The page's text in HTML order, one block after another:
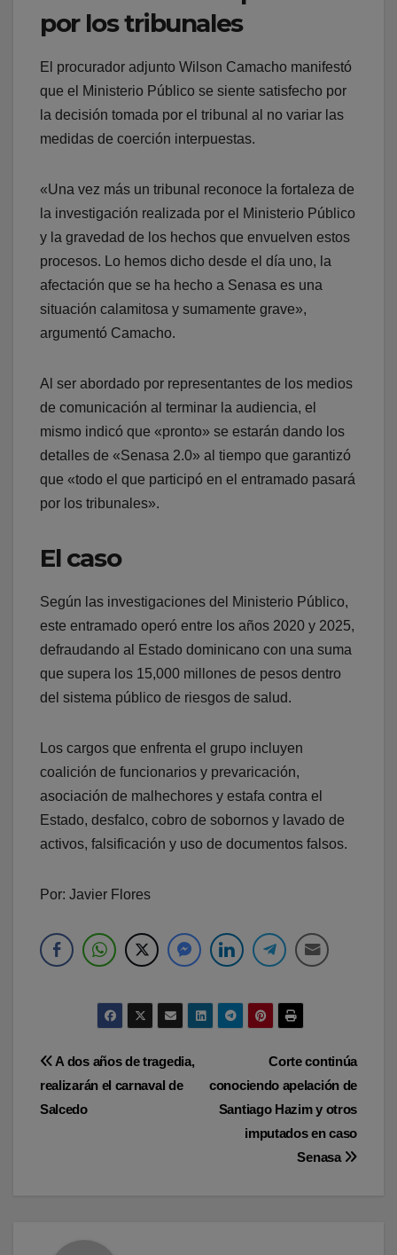
por los tribunales
El procurador adjunto Wilson Camacho manifestó
que el Ministerio Público se siente satisfecho por
la decisión tomada por el tribunal al no variar las
medidas de coerción interpuestas.
«Una vez más un tribunal reconoce la fortaleza de
la investigación realizada por el Ministerio Público
y la gravedad de los hechos que envuelven estos
procesos. Lo hemos dicho desde el día uno, la
afectación que se ha hecho a Senasa es una
situación calamitosa y sumamente grave»,
argumentó Camacho.
Al ser abordado por representantes de los medios
de comunicación al terminar la audiencia, el
mismo indicó que «pronto» se estarán dando los
detalles de «Senasa 2.0» al tiempo que garantizó
que «todo el que participó en el entramado pasará
por los tribunales».
El caso
Según las investigaciones del Ministerio Público,
este entramado operó entre los años 2020 y 2025,
defraudando al Estado dominicano con una suma
que supera los 15,000 millones de pesos dentro
del sistema público de riesgos de salud.
Los cargos que enfrenta el grupo incluyen
coalición de funcionarios y prevaricación,
asociación de malhechores y estafa contra el
Estado, desfalco, cobro de sobornos y lavado de
activos, falsificación y uso de documentos falsos.
Por: Javier Flores
Navegación
de
Corte continúa
conociendo apelación de
Santiago Hazim y otros
imputados en caso
Senasa
A dos años de tragedia,
realizarán el carnaval de
Salcedo